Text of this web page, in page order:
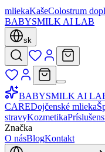
mliekaKašeColostrum
BABYSMILK AI LAB
sk
BABYSMILK AI
CAREDojčenské mlieka
stravyKozmetika
Značka
O násBlogKontakt